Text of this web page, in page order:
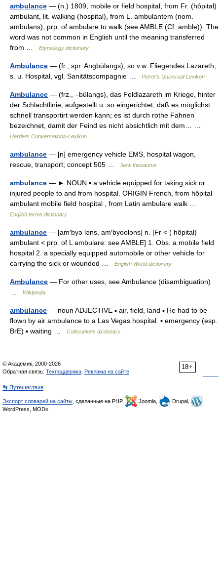
ambulance — (n.) 1809, mobile or field hospital, from Fr. (hôpital)
ambulant, lit. walking (hospital), from L. ambulantem (nom.
ambulans), prp. of ambulare to walk (see AMBLE (Cf. amble)). The
word was not common in English until the meaning transferred
from …
Etymology dictionary
Ambulance — (fr., spr. Angbülangs), so v.w. Fliegendes Lazareth,
s. u. Hospital, vgl. Sanitätscompagnie …
Pierer's Universal-Lexikon
Ambulance — (frz., –bülangs), das Feldlazareth im Kriege, hinter
der Schlachtlinie, aufgestellt u. so eingerichtet, daß es möglichst
schnell transportirt werden kann; es ist durch rothe Fahnen
bezeichnet, damit der Feind es nicht absichtlich mit dem… …
Herders Conversations-Lexikon
ambulance — [n] emergency vehicle EMS, hospital wagon,
rescue, transport; concept 505 …
New thesaurus
ambulance — ► NOUN ▪ a vehicle equipped for taking sick or
injured people to and from hospital. ORIGIN French, from hôpital
ambulant mobile field hospital , from Latin ambulare walk …
English terms dictionary
ambulance — [am′byə ləns, am′byo͞oləns] n. [Fr < ( hôpital)
ambulant < prp. of L ambulare: see AMBLE] 1. Obs. a mobile field
hospital 2. a specially equipped automobile or other vehicle for
carrying the sick or wounded …
English World dictionary
Ambulance — For other uses, see Ambulance (disambiguation)
Wikipedia
ambulance — noun ADJECTIVE ▪ air, field, land ▪ He had to be
flown by air ambulance to a Las Vegas hospital. ▪ emergency (esp.
BrE) ▪ waiting …
Collocations dictionary
18+
© Академик, 2000-2026
Обратная связь: Техподдержка Реклама на сайте
👣 Путешествия
Экспорт словарей на сайты , сделанные на PHP, Joomla,
Drupal,
WordPress, MODx.